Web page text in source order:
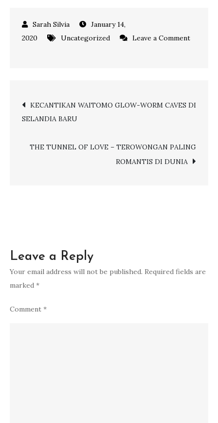
January 14,
2020
Uncategorized
Leave a Comment
UP
E-
MELALUI
Post
KECANTIKAN WAITOMO GLOW-WORM CAVES DI
SELANDIA BARU
THE TUNNEL OF LOVE – TEROWONGAN PALING
ROMANTIS DI DUNIA
Leave a Reply
Your email address will not be published. Required fields are
marked *
Comment *